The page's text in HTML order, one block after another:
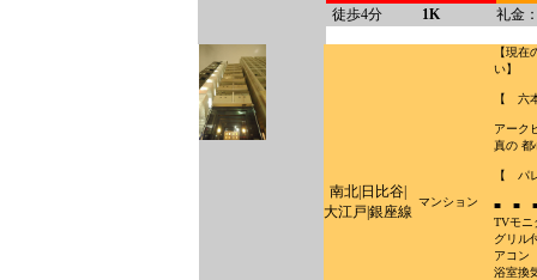
徒歩4分 1K 礼金
南北|日比谷|
大江戸|銀座線
マンション
【現
い】
【 六
アーク
真の 都
【 パ
■ ■
TVモ
グリル
アコン
浴室換